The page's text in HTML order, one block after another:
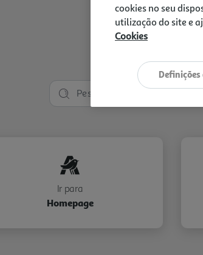
Ir para
Homepage
cookies no seu
utilização do site e
Cookies
Definições